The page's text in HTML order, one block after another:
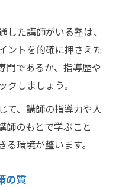
た講師がいる塾は、
ントを的確に押さえた
門であるか、指導歴や
しましょう。
て、講師の指導力や人
師のもとで学ぶこと
環境が整います。
の質